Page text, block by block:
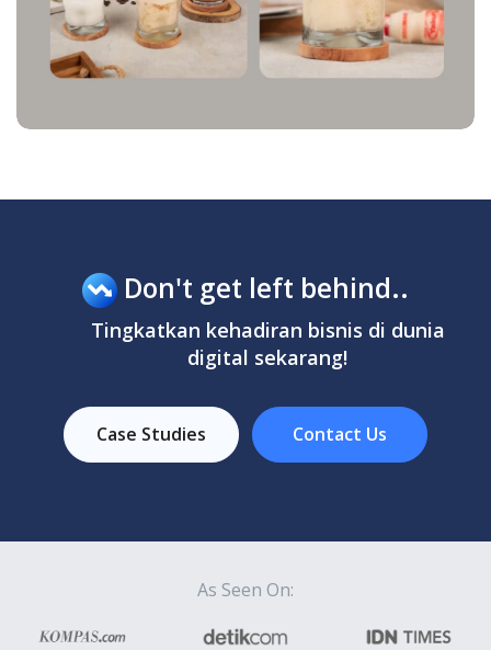
Don't get left behind..
Tingkatkan kehadiran bisnis di dunia
digital sekarang!
Case Studies Contact Us
As Seen On: